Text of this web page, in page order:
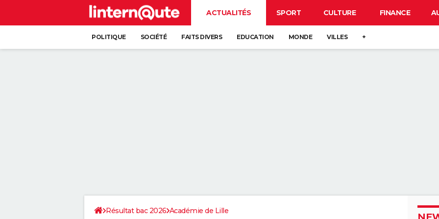
ACTUALITÉS SPORT CULTURE FINANCE
POLITIQUE SOCIÉTÉ FAITS DIVERS EDUCATION MONDE VILLES +
Résultat bac 2026 Académie de Lille